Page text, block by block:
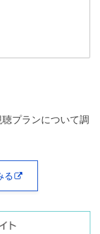
プランについて調
る